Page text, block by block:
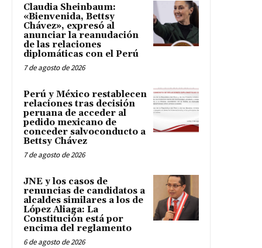
Claudia Sheinbaum:
«Bienvenida, Bettsy
Chávez», expresó al
anunciar la reanudación
de las relaciones
diplomáticas con el Perú
7 de agosto de 2026
Perú y México restablecen
relaciones tras decisión
peruana de acceder al
pedido mexicano de
conceder salvoconducto a
Bettsy Chávez
7 de agosto de 2026
JNE y los casos de
renuncias de candidatos a
alcaldes similares a los de
López Aliaga: La
Constitución está por
encima del reglamento
6 de agosto de 2026